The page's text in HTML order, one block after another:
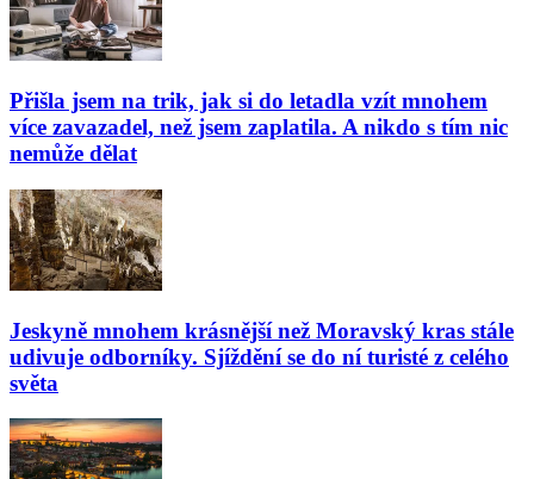
Přišla jsem na trik, jak si do letadla vzít mnohem
více zavazadel, než jsem zaplatila. A nikdo s tím nic
nemůže dělat
Jeskyně mnohem krásnější než Moravský kras stále
udivuje odborníky. Sjíždění se do ní turisté z celého
světa